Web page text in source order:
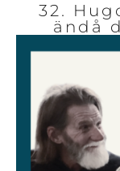
32.
ändå